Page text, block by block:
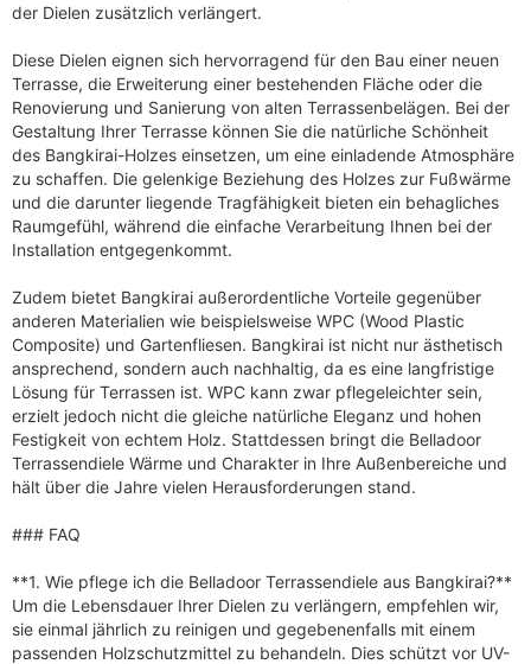
der Dielen zusätzlich verlängert.
Diese Dielen eignen sich hervorragend für den Bau einer neuen
Terrasse, die Erweiterung einer bestehenden Fläche oder die
Renovierung und Sanierung von alten Terrassenbelägen. Bei der
Gestaltung Ihrer Terrasse können Sie die natürliche Schönheit
des Bangkirai-Holzes einsetzen, um eine einladende Atmosphäre
zu schaffen. Die gelenkige Beziehung des Holzes zur Fußwärme
und die darunter liegende Tragfähigkeit bieten ein behagliches
Raumgefühl, während die einfache Verarbeitung Ihnen bei der
Installation entgegenkommt.
Zudem bietet Bangkirai außerordentliche Vorteile gegenüber
anderen Materialien wie beispielsweise WPC (Wood Plastic
Composite) und Gartenfliesen. Bangkirai ist nicht nur ästhetisch
ansprechend, sondern auch nachhaltig, da es eine langfristige
Lösung für Terrassen ist. WPC kann zwar pflegeleichter sein,
erzielt jedoch nicht die gleiche natürliche Eleganz und hohen
Festigkeit von echtem Holz. Stattdessen bringt die Belladoor
Terrassendiele Wärme und Charakter in Ihre Außenbereiche und
hält über die Jahre vielen Herausforderungen stand.
### FAQ
**1. Wie pflege ich die Belladoor Terrassendiele aus Bangkirai?**
Um die Lebensdauer Ihrer Dielen zu verlängern, empfehlen wir,
sie einmal jährlich zu reinigen und gegebenenfalls mit einem
passenden Holzschutzmittel zu behandeln. Dies schützt vor UV-